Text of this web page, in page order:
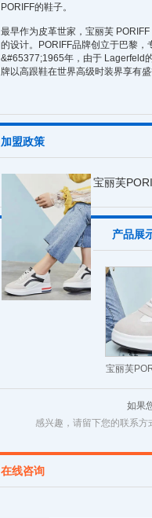
PORIFF的鞋子。
最早作为皮革世家，宝丽芙
的设计。PORIFF品牌创立于巴黎
&#65377;1965年，由于 Lagerfeld
牌以高跟鞋在世界高级时装界享有盛
加盟政策
宝丽芙
产品展
宝丽芙
如果
感兴趣，请留下您的联系方
在线咨询